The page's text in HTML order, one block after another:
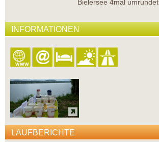
Bielersee 4mal umrundet
INFORMATIONEN
LAUFBERICHTE